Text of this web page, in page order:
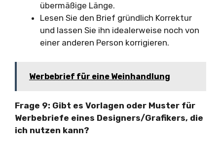
übermäßige Länge.
Lesen Sie den Brief gründlich Korrektur
und lassen Sie ihn idealerweise noch von
einer anderen Person korrigieren.
Werbebrief für eine Weinhandlung
Frage 9: Gibt es Vorlagen oder Muster für
Werbebriefe eines Designers/Grafikers, die
ich nutzen kann?